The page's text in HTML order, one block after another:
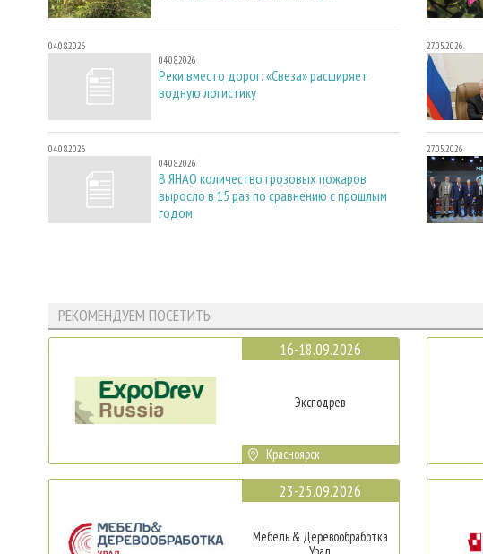
04.08.2026
04.08.2026
Реки вместо дорог: «Свеза» расширяет
водную логистику
04.08.2026
04.08.2026
В ЯНАО количество грозовых пожаров
выросло в 15 раз по сравнению с прошлым
годом
27.05.2026
27.05.2026
РЕКОМЕНДУЕМ ПОСЕТИТЬ
16-18.09.2026
Эксподрев
Красноярск
23-25.09.2026
Мебель & Деревообработка
Урал